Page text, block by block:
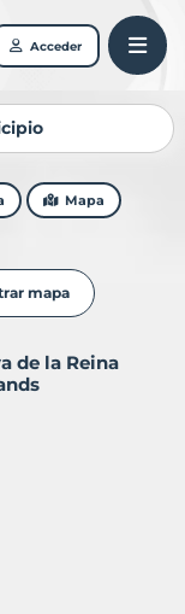
Acceder
Mapa
mapa
de la Reina